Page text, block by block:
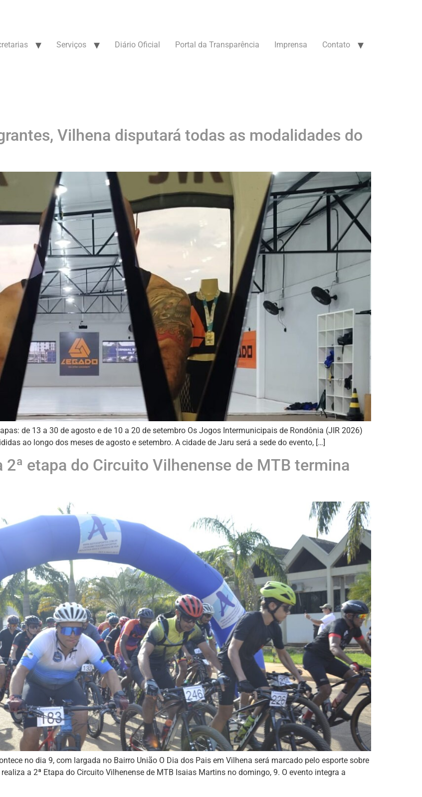
Serviços Diário Oficial Portal da Transparência Imprensa Contato
Vilhena disputará todas as modalidades do
de 13 a 30 de agosto e de 10 a 20 de setembro Os Jogos Intermunicipais de Rondônia (JIR 2026)
ao longo dos meses de agosto e setembro. A cidade de Jaru será a sede do evento, […]
etapa do Circuito Vilhenense de MTB termina
no dia 9, com largada no Bairro União O Dia dos Pais em Vilhena será marcado pelo esporte sobre
a 2ª Etapa do Circuito Vilhenense de MTB Isaias Martins no domingo, 9. O evento integra a